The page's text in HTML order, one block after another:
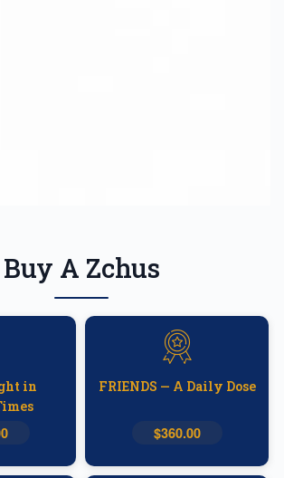
Buy A Zchus
in
FRIENDS — A Daily Dose
$360.00